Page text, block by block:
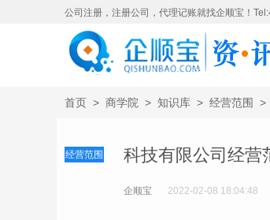
公司注册，注册公司，代理记账就找企顺宝！
首页 > 商学院 > 知识库 > 经营范围 >
经营范围 科技有限公司经营
企顺宝 2022-02-08 18:04:48